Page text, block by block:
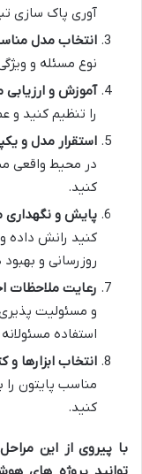
آوری پاک سازی
انتخاب مدل
نوع مسئله و
آموزش و ارزیابی
را تنظیم کنید و
استقرار مدل و
در محیط واقعی
کنید.
پایش و نگهداری
کنید رانش داده
روزرسانی و
رعایت ملاحظات
و مسئولیت پذیری
استفاده
انتخاب ابزارها و
مناسب پایتون را
کنید.
با پیروی از این